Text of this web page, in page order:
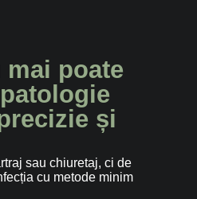
poate
și
sau chiuretaj, ci de
cu metode minim